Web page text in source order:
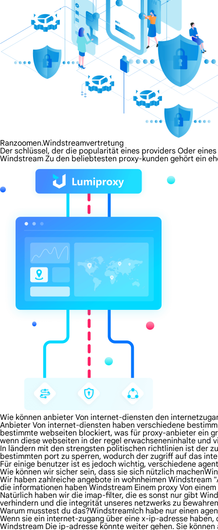
Ranzoomen.Windstreamvertretung
Der schlüssel, der die popularität eines providers Oder
Windstream Zu den beliebtesten proxy-kunden gehört ein
Wie können anbieter Von internet-diensten den
Anbieter Von internet-diensten haben verschiedene
bestimmte webseiten blockiert, was für proxy-anbieter ein
wenn diese webseiten in der regel erwachseneninhalte und
In ländern mit den strengsten politischen richtlinien ist der
bestimmten port zu sperren, wodurch der zugriff auf das
Für einige benutzer ist es jedoch wichtig, verschiedene
Wie können wir sicher sein, dass sie sich nützlich
Wir haben zahlreiche angebote in wohnheimen
die informationen haben Windstream Einem proxy Von
Natürlich haben wir die imap-filter, die es sonst nur gibt
verhindern und die integrität unseres netzwerks zu
Warum musstest du das?WindstreamIch habe nur einen
Wenn sie ein internet-zugang über eine x-ip-adresse
Windstream Die ip-adresse könnte weiter gehen. Sie